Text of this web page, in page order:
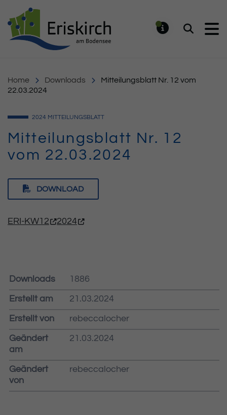
Suchen
Home Downloads
Mitteilungsblatt Nr. 12 vom
22.03.2024
2024 MITTEILUNGSBLATT
Mitteilungsblatt Nr. 12
vom 22.03.2024
DOWNLOAD
ERI-KW12 2024
Downloads 1886
Erstellt am 21.03.2024
Erstellt von rebeccalocher
Geändert
am
21.03.2024
Geändert
von
rebeccalocher